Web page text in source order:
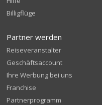
Billigflüge
Partner werden
Reiseveranstalter
Geschäftsaccount
Ihre Werbung bei uns
Franchise
Partnerprogramm